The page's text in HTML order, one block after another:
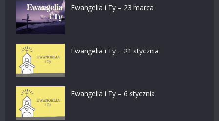
Ewangelia i Ty – 23 marca
Ewangelia i Ty – 21 stycznia
Ewangelia i Ty – 6 stycznia